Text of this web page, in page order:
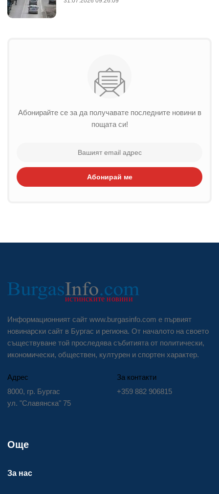
Абонирайте се за да получавате последните новини в
пощата си!
Абонирай ме
Информационният сайт www.burgasinfo.com е първият
новинарски сайт в Бургас и региона. От началото на своето
съществуване той проследява събитията от политически,
икономически, обществен, културен и спортен характер.
Адрес
8000, гр. Бургас
ул. "Славянска" 75
За контакти
+359 882 906815
Още
За нас